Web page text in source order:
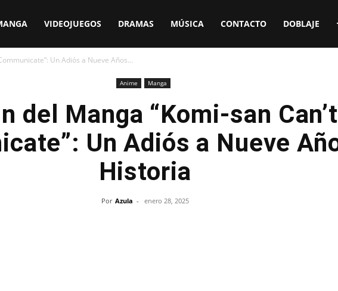
VIDEOJUEGOS DRAMAS MÚSICA CONTACTO DOBLAJE
Un Adiós a Nueve Años...
Anime Manga
del Manga “Komi-san Can’t
Un Adiós a Nueve
Historia
Por Azula - enero 28, 2025